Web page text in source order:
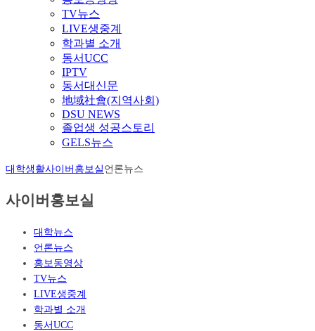
TV뉴스
LIVE생중계
학과별 소개
동서UCC
IPTV
동서대신문
地域社會(지역사회)
DSU NEWS
졸업생 성공스토리
GELS뉴스
대학생활사이버홍보실 언론뉴스
사이버홍보실
대학뉴스
언론뉴스
홍보동영상
TV뉴스
LIVE생중계
학과별 소개
동서UCC